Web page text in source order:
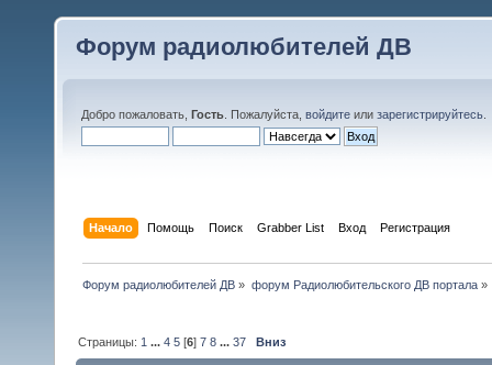
Форум радиолюбителей ДВ
Добро пожаловать, Гость . Пожалуйста, войдите или зарегистрируйтесь
Начало Помощь Поиск Grabber List Вход Регистрация
Форум радиолюбителей ДВ » форум Радиолюбительского ДВ портала»
Страницы: 1 ...4 5 [6]7 8 ...37 Вниз